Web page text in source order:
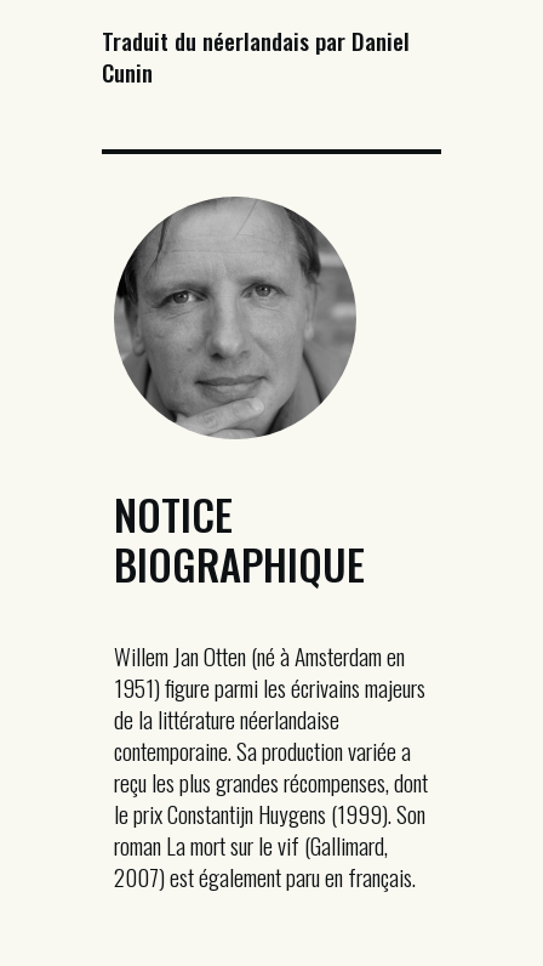
Traduit du néerlandais par Daniel
Cunin
NOTICE
BIOGRAPHIQUE
Willem Jan Otten (né à Amsterdam en
1951) figure parmi les écrivains majeurs
de la littérature néerlandaise
contemporaine. Sa production variée a
reçu les plus grandes récompenses, dont
le prix Constantijn Huygens (1999). Son
roman La mort sur le vif (Gallimard,
2007) est également paru en français.